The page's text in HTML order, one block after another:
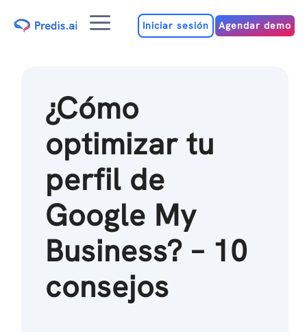
MenúIniciar sesión Agendar demo
¿Cómo
optimizar tu
perfil de
Google My
Business? – 10
consejos